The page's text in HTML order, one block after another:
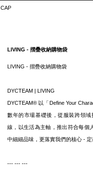
CAP
LIVING - 摺疊收納購物袋
LIVING - 摺疊收納購物袋
DYCTEAM | LIVING
DYCTEAM® 以「Define Your
數年的市場基礎後，從服裝跨領域
線，以生活為主軸，推出符合每個
中細細品味，更落實我們的核心 - 定
--- --- ---